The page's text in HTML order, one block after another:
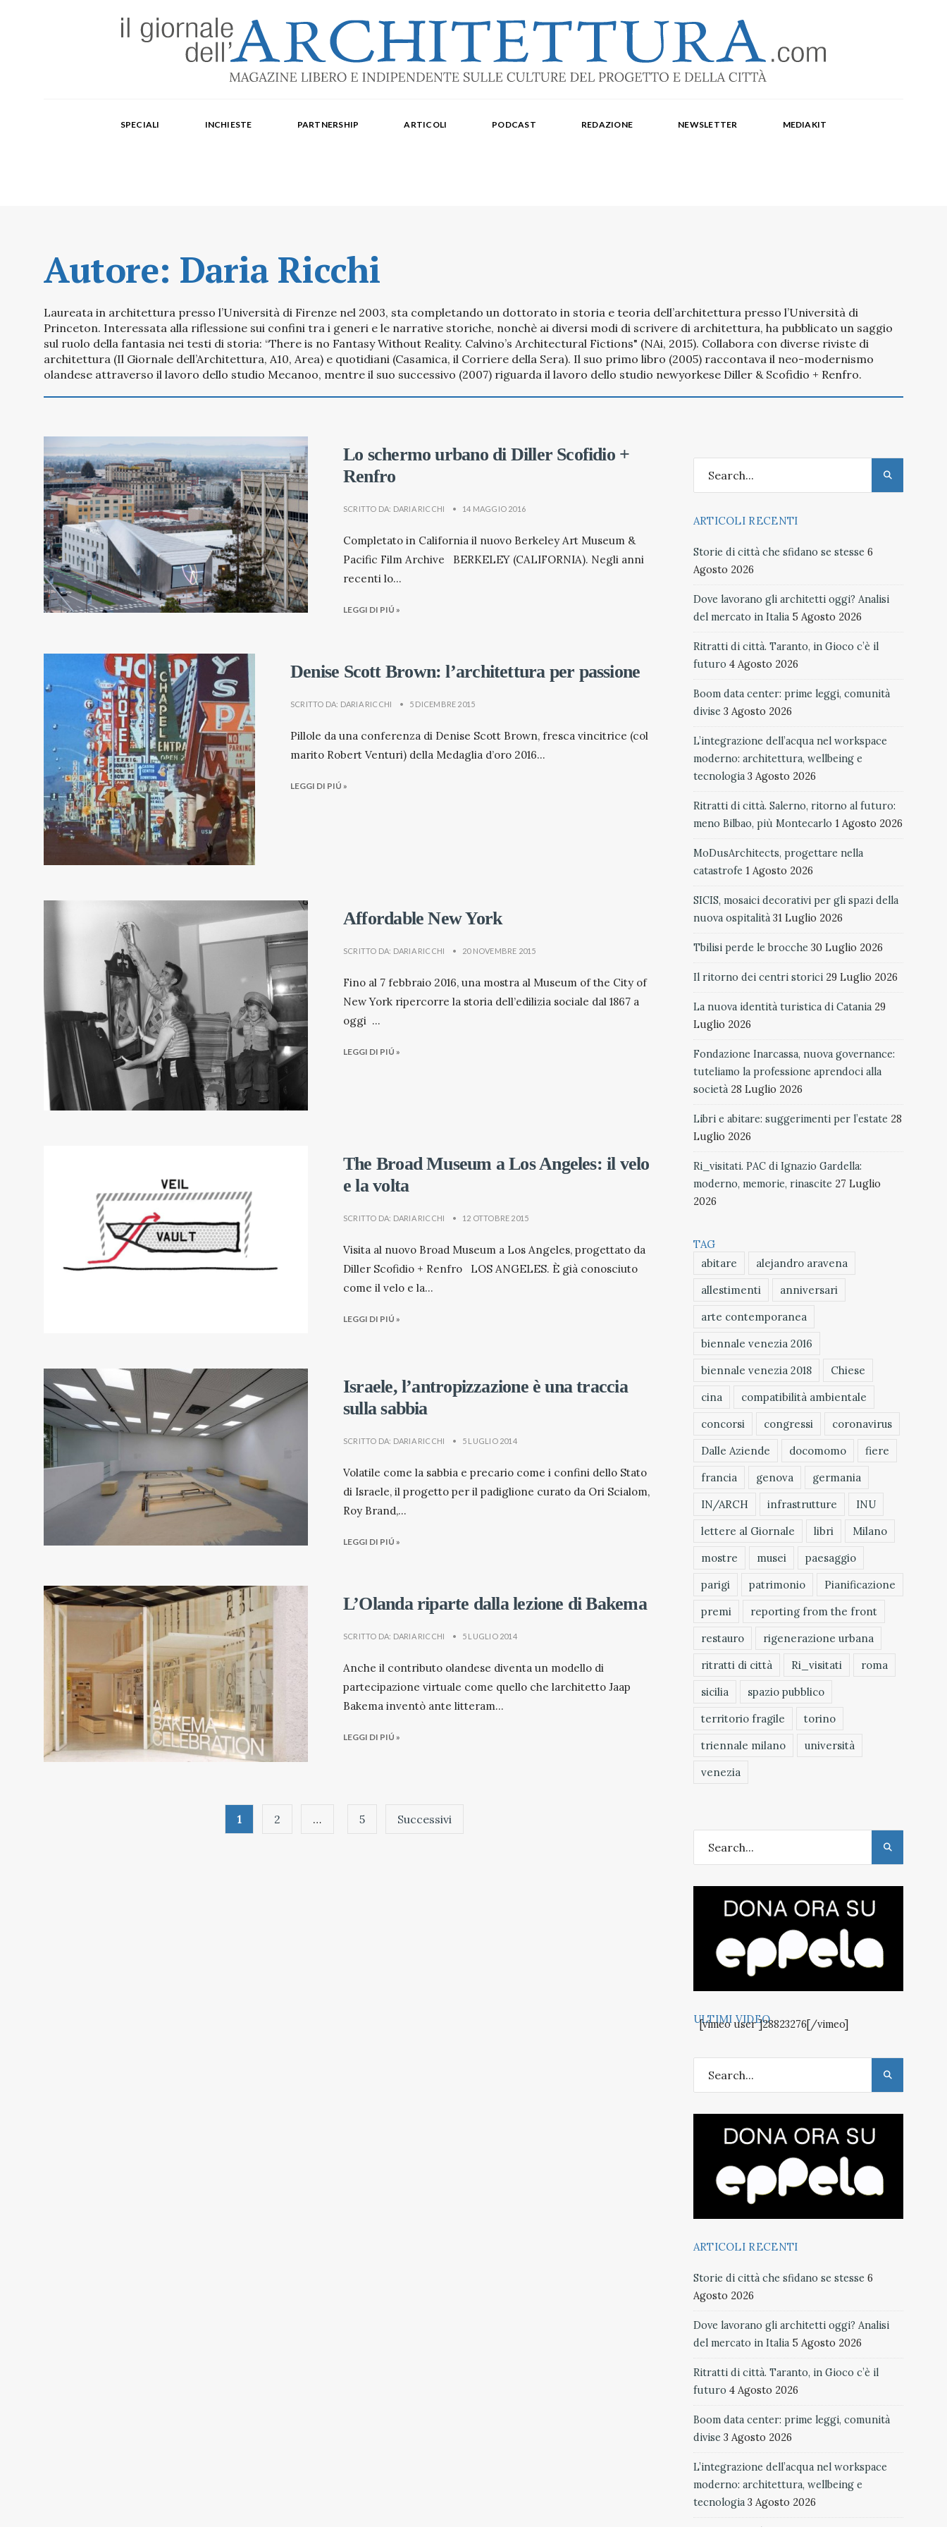
Paola Repellino, Veronica Rodenigo, Cecilia Rosa, Ubaldo Spina. Editore Delegato per The Architectural Post: Luca Gibello.
SPECIALI INCHIESTE PARTNERSHIP ARTICOLI PODCAST REDAZIONE NEWSLETTER MEDIAKIT
Autore: Daria Ricchi
Laureata in architettura presso l’Università di Firenze nel 2003, sta completando un dottorato in storia e teoria dell’architettura presso l’Università di
Princeton. Interessata alla riflessione sui confini tra i generi e le narrative storiche, nonchè ai diversi modi di scrivere di architettura, ha pubblicato un saggio
sul ruolo della fantasia nei testi di storia: “There is no Fantasy Without Reality. Calvino’s Architectural Fictions" (NAi, 2015). Collabora con diverse riviste di
architettura (Il Giornale dell’Architettura, A10, Area) e quotidiani (Casamica, il Corriere della Sera). Il suo primo libro (2005) raccontava il neo-modernismo
olandese attraverso il lavoro dello studio Mecanoo, mentre il suo successivo (2007) riguarda il lavoro dello studio newyorkese Diller & Scofidio + Renfro.
Lo schermo urbano di Diller Scofidio +
Renfro
SCRITTO DA: DARIA RICCHI • 14 MAGGIO 2016
Completato in California il nuovo Berkeley Art Museum &
Pacific Film Archive BERKELEY (CALIFORNIA). Negli anni
recenti lo...
LEGGI DI PIÚ »
Denise Scott Brown: l’architettura per passione
SCRITTO DA: DARIA RICCHI • 5 DICEMBRE 2015
Pillole da una conferenza di Denise Scott Brown, fresca vincitrice (col
marito Robert Venturi) della Medaglia d’oro 2016...
LEGGI DI PIÚ »
Affordable New York
SCRITTO DA: DARIA RICCHI • 20 NOVEMBRE 2015
Fino al 7 febbraio 2016, una mostra al Museum of the City of
New York ripercorre la storia dell’edilizia sociale dal 1867 a
oggi ...
LEGGI DI PIÚ »
The Broad Museum a Los Angeles: il velo
e la volta
SCRITTO DA: DARIA RICCHI • 12 OTTOBRE 2015
Visita al nuovo Broad Museum a Los Angeles, progettato da
Diller Scofidio + Renfro LOS ANGELES. È già conosciuto
come il velo e la...
LEGGI DI PIÚ »
Israele, l’antropizzazione è una traccia
sulla sabbia
SCRITTO DA: DARIA RICCHI • 5 LUGLIO 2014
Volatile come la sabbia e precario come i confini dello Stato
di Israele, il progetto per il padiglione curato da Ori Scialom,
Roy Brand,...
LEGGI DI PIÚ »
L’Olanda riparte dalla lezione di Bakema
SCRITTO DA: DARIA RICCHI • 5 LUGLIO 2014
Anche il contributo olandese diventa un modello di
partecipazione virtuale come quello che larchitetto Jaap
Bakema inventò ante litteram...
LEGGI DI PIÚ »
1 2 … 5 Successivi
ARTICOLI RECENTI
Storie di città che sfidano se stesse 6
Agosto 2026
Dove lavorano gli architetti oggi? Analisi
del mercato in Italia 5 Agosto 2026
Ritratti di città. Taranto, in Gioco c’è il
futuro 4 Agosto 2026
Boom data center: prime leggi, comunità
divise 3 Agosto 2026
L’integrazione dell’acqua nel workspace
moderno: architettura, wellbeing e
tecnologia 3 Agosto 2026
Ritratti di città. Salerno, ritorno al futuro:
meno Bilbao, più Montecarlo 1 Agosto 2026
MoDusArchitects, progettare nella
catastrofe 1 Agosto 2026
SICIS, mosaici decorativi per gli spazi della
nuova ospitalità 31 Luglio 2026
Tbilisi perde le brocche 30 Luglio 2026
Il ritorno dei centri storici 29 Luglio 2026
La nuova identità turistica di Catania 29
Luglio 2026
Fondazione Inarcassa, nuova governance:
tuteliamo la professione aprendoci alla
società 28 Luglio 2026
Libri e abitare: suggerimenti per l’estate 28
Luglio 2026
Ri_visitati. PAC di Ignazio Gardella:
moderno, memorie, rinascite 27 Luglio
2026
TAG
abitare
alejandro aravena
allestimenti
anniversari
arte contemporanea
biennale venezia 2016
biennale venezia 2018
Chiese
cina
compatibilità ambientale
concorsi
congressi
coronavirus
Dalle Aziende
docomomo
fiere
francia
genova
germania
IN/ARCH
infrastrutture
INU
lettere al Giornale
libri
Milano
mostre
musei
paesaggio
parigi
patrimonio
Pianificazione
premi
reporting from the front
restauro
rigenerazione urbana
ritratti di città
Ri_visitati
roma
sicilia
spazio pubblico
territorio fragile
torino
triennale milano
università
venezia
ULTIMI VIDEO
[vimeo user ]28823276[/vimeo]
ARTICOLI RECENTI
Storie di città che sfidano se stesse 6
Agosto 2026
Dove lavorano gli architetti oggi? Analisi
del mercato in Italia 5 Agosto 2026
Ritratti di città. Taranto, in Gioco c’è il
futuro 4 Agosto 2026
Boom data center: prime leggi, comunità
divise 3 Agosto 2026
L’integrazione dell’acqua nel workspace
moderno: architettura, wellbeing e
tecnologia 3 Agosto 2026